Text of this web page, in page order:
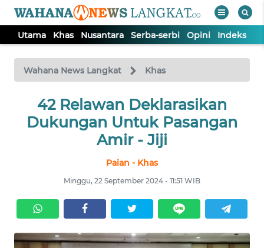
Utama Khas Nusantara Serba-serbi Opini Indeks
Wahana News Langkat Khas
42 Relawan Deklarasikan
Dukungan Untuk Pasangan
Amir - Jiji
Paian - Khas
Minggu, 22 September 2024 - 11:51 WIB
TV
Tutup
UTAMA
SERBA-
SERBI